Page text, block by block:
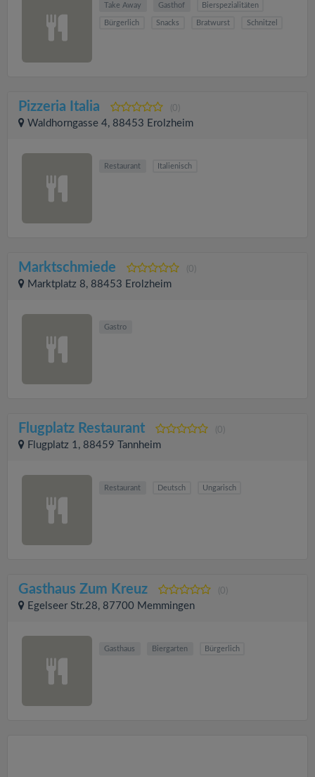
Take Away Gasthof Bierspezialitäten
Bürgerlich Snacks Bratwurst Schnitzel
Pizzeria Italia (0)
Waldhorngasse 4, 88453 Erolzheim
Restaurant Italienisch
Marktschmiede (0)
Marktplatz 8, 88453 Erolzheim
Gastro
Flugplatz Restaurant (0)
Flugplatz 1, 88459 Tannheim
Restaurant Deutsch Ungarisch
Gasthaus Zum Kreuz (0)
Egelseer Str.28, 87700 Memmingen
Gasthaus Biergarten Bürgerlich